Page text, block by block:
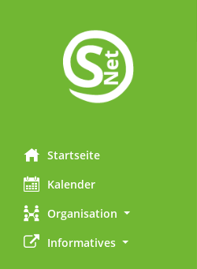
Startseite
Kalender
Organisation
Informatives